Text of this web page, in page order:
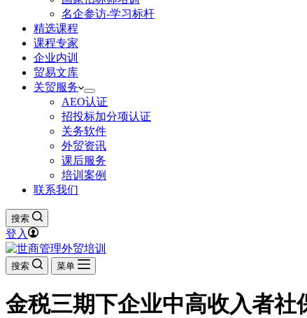
名企参访-学习标杆
精选课程
课程专家
企业内训
贸易文库
关贸服务
AEO认证
招投标加分项认证
关务软件
外贸资讯
课后服务
培训案例
联系我们
搜索
登入
搜索 菜单
金税三期下企业中高收入者